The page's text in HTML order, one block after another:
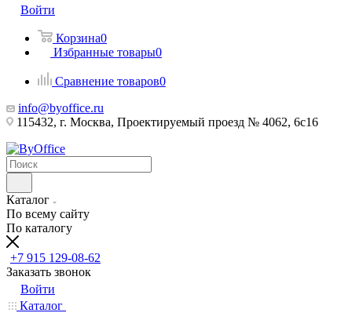
Войти
Корзина0
Избранные товары0
Сравнение товаров0
info@byoffice.ru
115432, г. Москва, Проектируемый проезд № 4062, 6с16
Каталог
По всему сайту
По каталогу
+7 915 129-08-62
Заказать звонок
Войти
Каталог